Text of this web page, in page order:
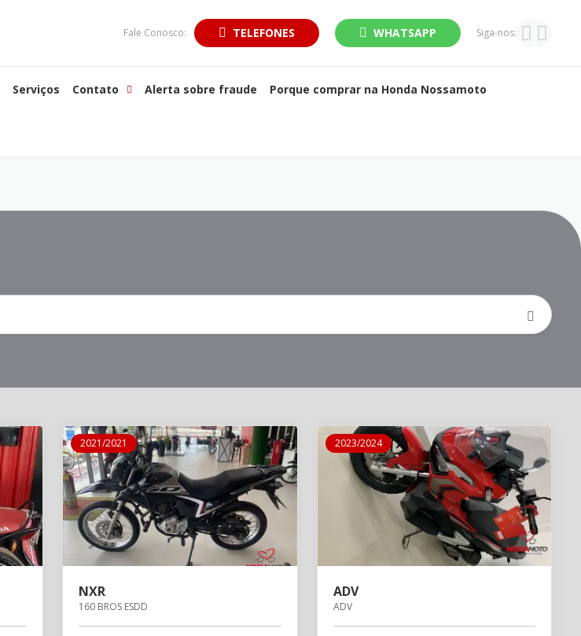
Fale Conosco: TELEFONES WHATSAPP Siga-nos:
Serviços Contato Alerta sobre fraude Porque comprar na Honda Nossamoto
2021/2021
NXR
160 BROS ESDD
2023/2024
ADV
ADV